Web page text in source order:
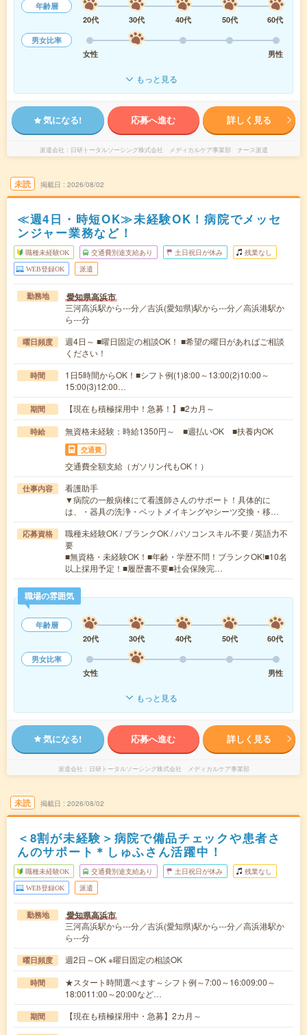
年齢層
20代
30代 40代 50代
60代
男女比率
女性
男性
もっと見る
気になる! 応募へ進む 詳しく見る
派遣会社 日研トータルソーシング株式会社 メディカルケア事業部 ナース派遣
未読 掲載日 2026/08/02
≪週4日・時短OK≫未経験OK！病院でメッセ
ンジャー業務など！
職種未経験OK 交通費別途支給あり 土日祝日が休み 残業なし
WEB登録OK 派遣
勤務地 愛知県高浜市
三河高浜駅から---分／吉浜(愛知県)駅から---分／高浜港駅か
ら---分
曜日頻度
週4日～ ■曜日固定の相談OK！ ■希望の曜日があればご相談
ください！
時間
1日5時間からOK！■シフト例(1)8:00～13:00(2)10:00～
15:00(3)12:00…
期間 【現在も積極採用中！急募！】■2カ月～
時給 無資格未経験：時給1350円～ ■週払いOK ■扶養内OK
交通費
交通費全額支給（ガソリン代もOK！）
仕事内容
看護助手
▼病院の一般病棟にて看護師さんのサポート！具体的に
は、・器具の洗浄・ベットメイキングやシーツ交換・移…
応募資格
職種未経験OK / ブランクOK / パソコンスキル不要 / 英語力不
要
■無資格・未経験OK！■年齢・学歴不問！ブランクOK!■10名
以上採用予定！■履歴書不要■社会保険完…
職場の雰囲気
年齢層
20代
30代 40代 50代
60代
男女比率
女性
男性
もっと見る
気になる! 応募へ進む 詳しく見る
派遣会社 日研トータルソーシング株式会社 メディカルケア事業部
未読 掲載日 2026/08/02
＜8割が未経験＞病院で備品チェックや患者さ
んのサポート＊しゅふさん活躍中！
職種未経験OK 交通費別途支給あり 土日祝日が休み 残業なし
WEB登録OK 派遣
勤務地 愛知県高浜市
三河高浜駅から---分／吉浜(愛知県)駅から---分／高浜港駅か
ら---分
曜日頻度 週2日～OK ※曜日固定の相談OK
時間
★スタート時間選べます～シフト例～7:00～16:009:00～
18:0011:00～20:00など…
期間 【現在も積極採用中・急募】2カ月～